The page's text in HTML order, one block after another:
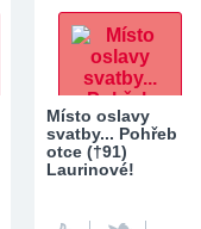
Místo oslavy
svatby... Pohřeb
otce (†91)
Laurinové!